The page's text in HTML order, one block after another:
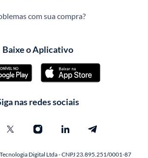
com sua compra?
Baixe o Aplicativo
nas redes sociais
Digital Ltda - CNPJ 23.895.251/0001-87